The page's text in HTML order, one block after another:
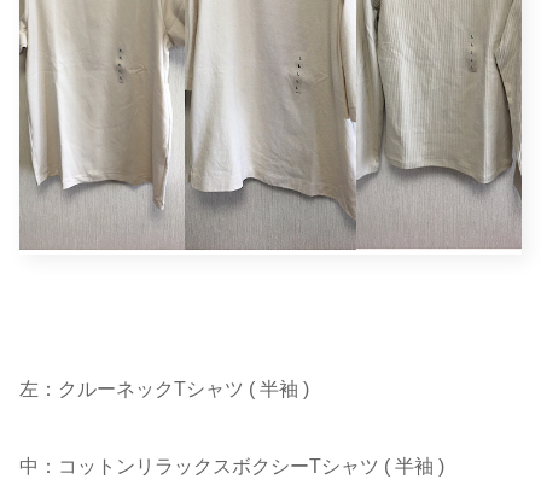
左：クルーネックTシャツ ( 半袖 )
中：コットンリラックスボクシーTシャツ ( 半袖 )